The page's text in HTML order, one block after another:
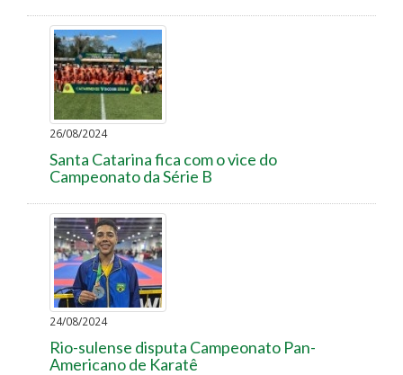
26/08/2024
Santa Catarina fica com o vice do
Campeonato da Série B
24/08/2024
Rio-sulense disputa Campeonato Pan-
Americano de Karatê